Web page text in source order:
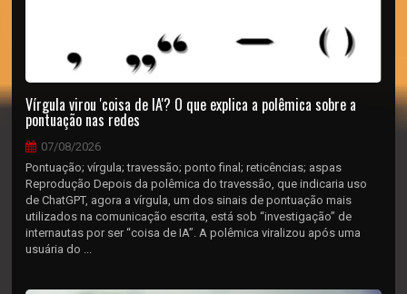
Vírgula virou 'coisa de IA'? O que explica a polêmica sobre a
pontuação nas redes
07/08/2026
Pontuação; vírgula; travessão; ponto final; reticências; aspas
Reprodução Depois da polêmica do travessão, que indicaria uso
de ChatGPT, agora a vírgula, um dos sinais de pontuação mais
utilizados na comunicação escrita, está sob “investigação” de
internautas por ser “coisa de IA”. A polêmica viralizou após uma
usuária do ...